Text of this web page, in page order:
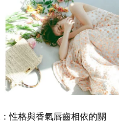
性格與香氣唇齒相依的關